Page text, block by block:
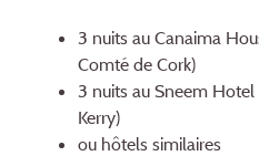
3 nuits au Canaima
Comté de Cork)
3 nuits au Sneem
Kerry)
ou hôtels similaires